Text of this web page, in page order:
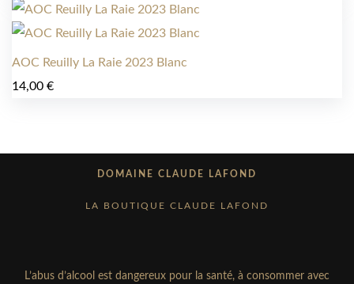
AOC Reuilly La Raie 2023 Blanc
14,00 €
DOMAINE CLAUDE LAFOND
LA BOUTIQUE CLAUDE LAFOND
L’abus d’alcool est dangereux pour la santé, à consommer avec